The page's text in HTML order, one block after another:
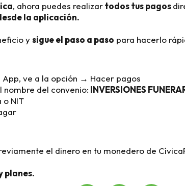
, ahora puedes realizartodos tus pagos
la aplicación.
ysigue el paso a paso para hacerlo
ve a la opción → Hacer pagos
nombre del convenio: INVERSIONES
o NIT
el dinero en tu monedero de
planes.